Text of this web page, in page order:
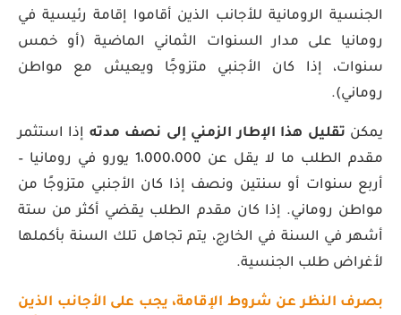
الجنسية الرومانية للأجانب الذين أقاموا إقامة رئيسية في
رومانيا على مدار السنوات الثماني الماضية (أو خمس
سنوات، إذا كان الأجنبي متزوجًا ويعيش مع مواطن
روماني).
يمكن تقليل هذا الإطار الزمني إلى نصف مدته إذا استثمر
مقدم الطلب ما لا يقل عن 1،000،000 يورو في رومانيا –
أربع سنوات أو سنتين ونصف إذا كان الأجنبي متزوجًا من
مواطن روماني. إذا كان مقدم الطلب يقضي أكثر من ستة
أشهر في السنة في الخارج، يتم تجاهل تلك السنة بأكملها
لأغراض طلب الجنسية.
بصرف النظر عن شروط الإقامة، يجب على الأجانب الذين